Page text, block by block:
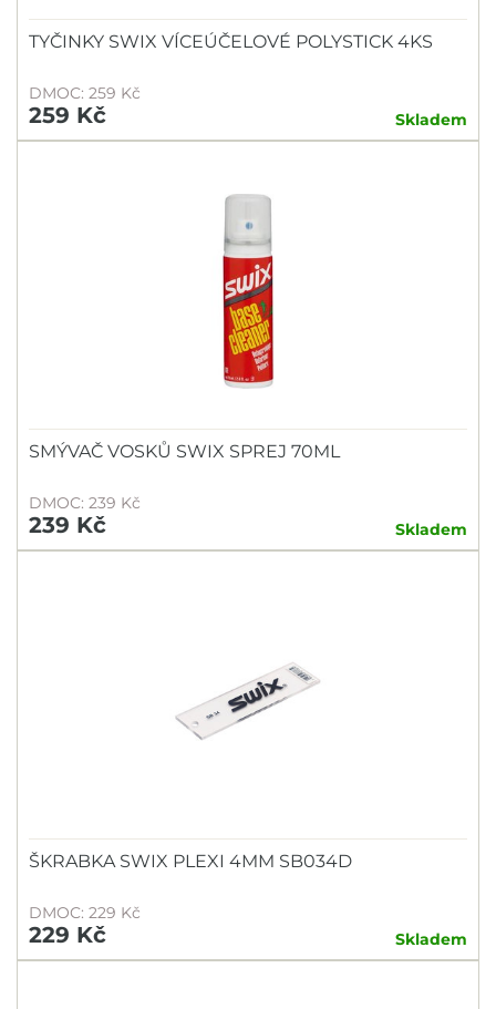
TYČINKY SWIX VÍCEÚČELOVÉ POLYSTICK 4KS
DMOC: 259 Kč
259 Kč Skladem
SMÝVAČ VOSKŮ SWIX SPREJ 70ML
DMOC: 239 Kč
239 Kč Skladem
ŠKRABKA SWIX PLEXI 4MM SB034D
DMOC: 229 Kč
229 Kč Skladem